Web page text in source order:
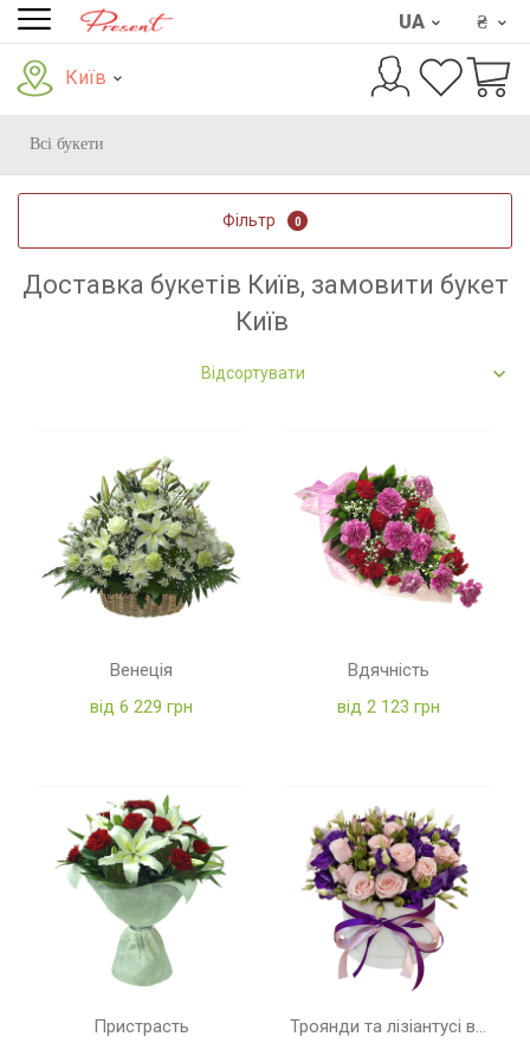
UA ₴
Київ
Всі букети
Фільтр 0
Доставка букетів Київ, замовити букет
Київ
Відсортувати
Венеція
від 6 229 грн
Вдячність
від 2 123 грн
Пристрасть
Троянди та лізіантусі в коробці